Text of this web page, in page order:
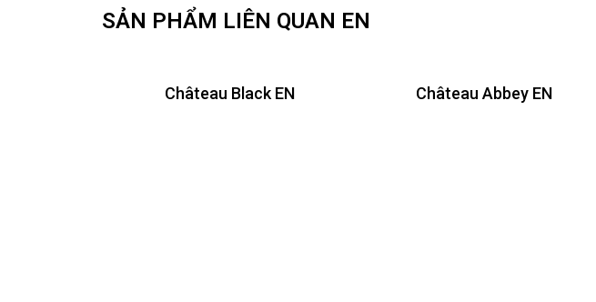
SẢN PHẨM LIÊN QUAN EN
Château Black EN Château Abbey EN